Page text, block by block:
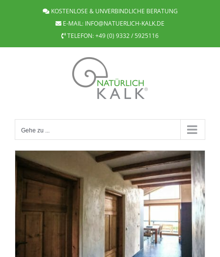
KOSTENLOSE & UNVERBINDLICHE BERATUNG
E-MAIL: INFO@NATUERLICH-KALK.DE
TELEFON:+49 (0) 9332 / 5925116
Gehe zu ...